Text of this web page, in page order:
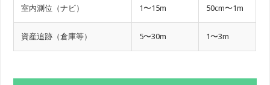
室内測位（ナビ） 1〜15m 50cm〜1m
資産追跡（倉庫等） 5〜30m 1〜3m